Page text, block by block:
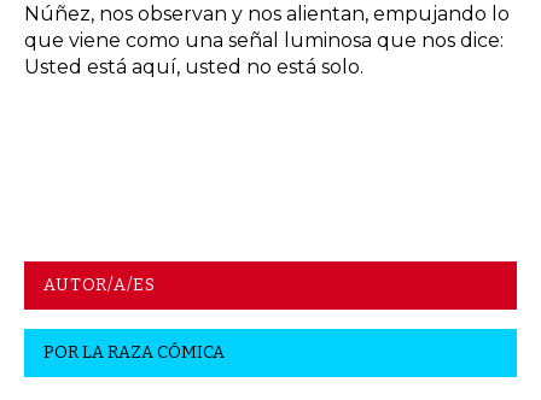
Núñez, nos observan y nos alientan, empujando lo
que viene como una señal luminosa que nos dice:
Usted está aquí, usted no está solo.
AUTOR/A/ES
PORLA RAZA CÓMICA